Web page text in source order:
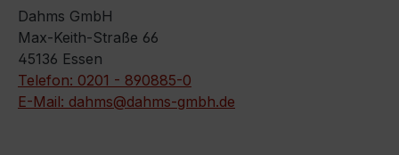
Dahms GmbH
Max-Keith-Straße 66
45136 Essen
Telefon: 0201 - 890885-0
E-Mail: dahms@dahms-gmbh.de